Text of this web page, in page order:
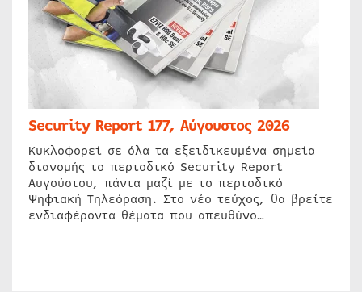
Security Report 177, Αύγουστος 2026
Κυκλοφορεί σε όλα τα εξειδικευμένα σημεία
διανομής το περιοδικό Security Report
Αυγούστου, πάντα μαζί με το περιοδικό
Ψηφιακή Τηλεόραση. Στο νέο τεύχος, θα βρείτε
ενδιαφέροντα θέματα που απευθύνο…